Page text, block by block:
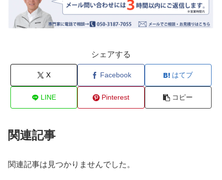
シェアする
X Facebook はてブ
LINE Pinterest コピー
関連記事
関連記事は見つかりませんでした。